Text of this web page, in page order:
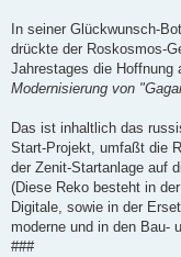
In seiner Glückwunsch-
drückte der Roskosmos-
Jahrestages die Hoffnung
Modernisierung von
Das ist inhaltlich das
Start-Projekt, umfaßt die
der Zenit-Startanlage auf
(Diese Reko besteht in
Digitale, sowie in der
moderne und in den Bau-
###